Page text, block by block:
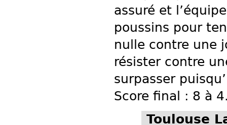
assuré et
poussins pour
nulle contre une
résister contre
surpasser
Score final : 8 à
Toulouse